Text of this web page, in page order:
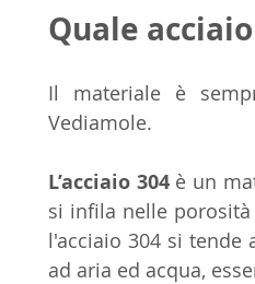
Quale
Il materiale è
Vediamole.
L’acciaio 304 è un
si infila nelle
l'acciaio 304 si tende
ad aria ed acqua,